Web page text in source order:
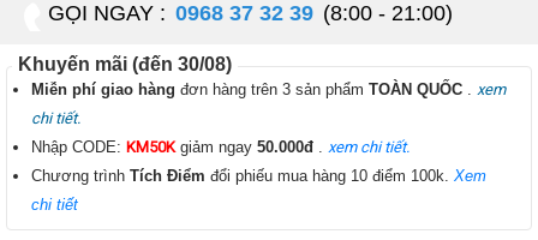
GỌI NGAY : 0968 37 32 39 (8:00 - 21:00)
Khuyến mãi (đến 30/08)
Miễn phí giao hàng đơn hàng trên 3 sản phẩm TOÀN QUỐC
xem
chi tiết.
Nhập CODE: KM50K giảm ngay 50.000đ
xem chi tiết.
Chương trình Tích Điểm đổi phiếu mua hàng 10 điểm 100k. Xem
chi tiết